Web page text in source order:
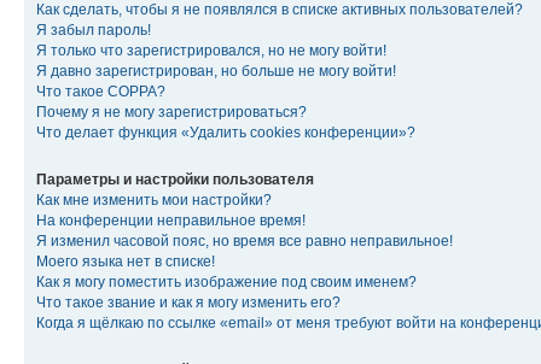
Как сделать, чтобы я не появлялся в списке активных пользователей?
Я забыл пароль!
Я только что зарегистрировался, но не могу войти!
Я давно зарегистрирован, но больше не могу войти!
Что такое COPPA?
Почему я не могу зарегистрироваться?
Что делает функция «Удалить cookies конференции»?
Параметры и настройки пользователя
Как мне изменить мои настройки?
На конференции неправильное время!
Я изменил часовой пояс, но время все равно неправильное!
Моего языка нет в списке!
Как я могу поместить изображение под своим именем?
Что такое звание и как я могу изменить его?
Когда я щёлкаю по ссылке «email» от меня требуют войти на